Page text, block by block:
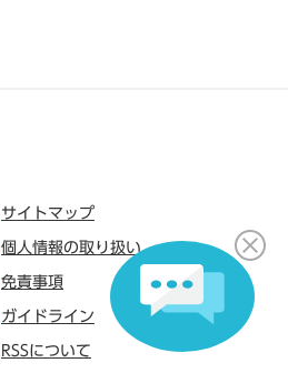
サイトマップ
個人情報の取り扱い
免責事項
ガイドライン
RSSについて